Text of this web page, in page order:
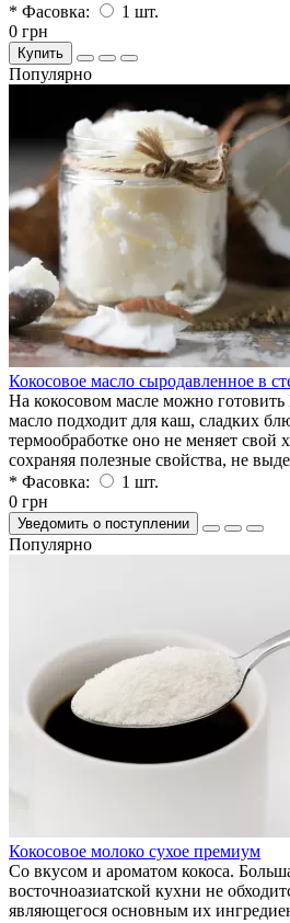
* Фасовка:
1 шт.
0 грн
Купить
Популярно
Кокосовое масло сыродавленное в
На кокосовом масле можно
масло подходит для каш, сладких
термообработке оно не меняет свой
сохраняя полезные свойства, не
* Фасовка:
1 шт.
0 грн
Уведомить о поступлении
Популярно
Кокосовое молоко сухое премиум
Со вкусом и ароматом кокоса.
восточноазиатской кухни не
являющегося основным их